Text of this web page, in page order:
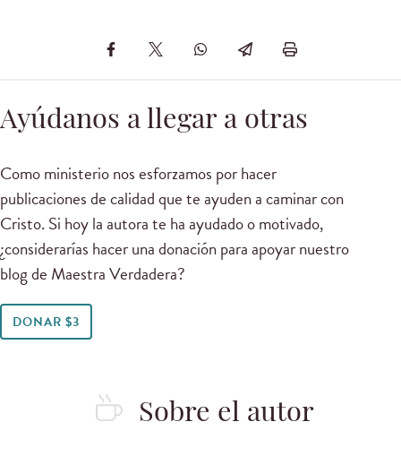
Ayúdanos a llegar a otras
Como ministerio nos esforzamos por hacer
publicaciones de calidad que te ayuden a caminar con
Cristo. Si hoy la autora te ha ayudado o motivado,
¿considerarías hacer una donación para apoyar nuestro
blog de Maestra Verdadera?
DONAR $3
Sobre el autor